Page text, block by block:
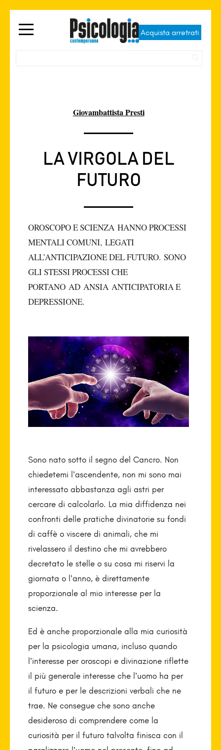
Acquista arretrati
Giovambattista Presti
LA VIRGOLA DEL
FUTURO
OROSCOPO E SCIENZA HANNO PROCESSI
MENTALI COMUNI, LEGATI
ALL’ANTICIPAZIONE DEL FUTURO. SONO
GLI STESSI PROCESSI CHE
PORTANO AD ANSIA ANTICIPATORIA E
DEPRESSIONE.
Sono nato sotto il segno del Cancro. Non
chiedetemi l’ascendente, non mi sono mai
interessato abbastanza agli astri per
cercare di calcolarlo. La mia diffidenza nei
confronti delle pratiche divinatorie su fondi
di caffè o viscere di animali, che mi
rivelassero il destino che mi avrebbero
decretato le stelle o su cosa mi riservi la
giornata o l’anno, è direttamente
proporzionale al mio interesse per la
scienza.
Ed è anche proporzionale alla mia curiosità
per la psicologia umana, incluso quando
l’interesse per oroscopi e divinazione riflette
il più generale interesse che l’uomo ha per
il futuro e per le descrizioni verbali che ne
trae. Ne consegue che sono anche
desideroso di comprendere come la
curiosità per il futuro talvolta finisca con il